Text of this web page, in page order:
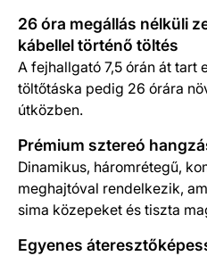
26 óra megállás nélküli
kábellel történő töltés
A fejhallgató 7,5 órán át tart
töltőtáska pedig 26 órára
útközben.
Prémium sztereó
Dinamikus, háromrétegű,
meghajtóval rendelkezik,
sima közepeket és tiszta
Egyenes